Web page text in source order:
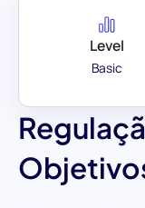
Level
Basic